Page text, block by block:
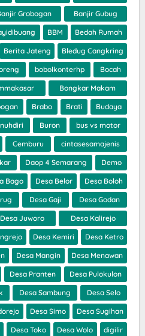
Grobogan Banjir Gubug
BBM Bedah Rumah
Berita Jateng Bledug Cangkring
bobolkonterhp Bocah
Bongkar Makam
Brabo Brati Budaya
Buron bus vs motor
Cemburu cintasesamajenis
Daop 4 Semarang Demo
Bago Desa Belor Desa Boloh
Desa Gaji Desa Godan
Desa Juworo Desa Kalirejo
Desa Kemiri Desa Ketro
Desa Mangin Desa Menawan
Desa Pranten Desa Pulokulon
Desa Sambung Desa Selo
Desa Simo Desa Sugihan
Desa Toko Desa Wolo digilir